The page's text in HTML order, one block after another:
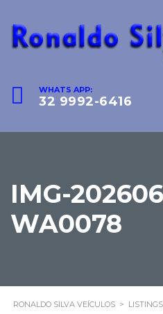
WHATS APP:
32 9992-6416
IMG-
WA0078
RONALDO SILVA VEÍCULOS > LISTINGS